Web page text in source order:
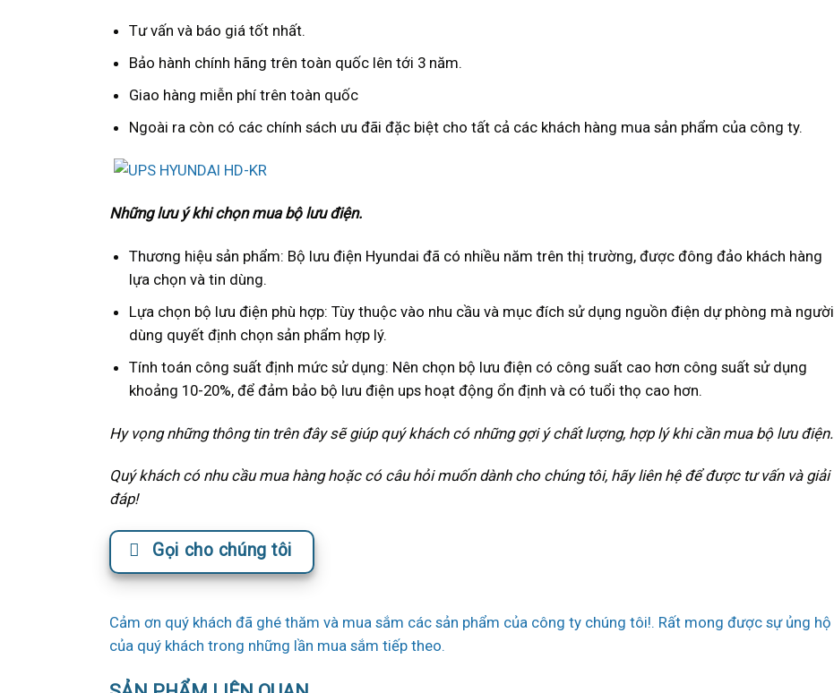
Tư vấn và báo giá tốt nhất.
Bảo hành chính hãng trên toàn quốc lên tới 3 năm.
Giao hàng miễn phí trên toàn quốc
Ngoài ra còn có các chính sách ưu đãi đặc biệt cho tất cả các khách hàng mua sản phẩm của công ty.
Những lưu ý khi chọn mua bộ lưu điện.
Thương hiệu sản phẩm: Bộ lưu điện Hyundai đã có nhiều năm trên thị trường, được đông đảo khách hàng
lựa chọn và tin dùng.
Lựa chọn bộ lưu điện phù hợp: Tùy thuộc vào nhu cầu và mục đích sử dụng nguồn điện dự phòng mà người
dùng quyết định chọn sản phẩm hợp lý.
Tính toán công suất định mức sử dụng: Nên chọn bộ lưu điện có công suất cao hơn công suất sử dụng
khoảng 10-20%, để đảm bảo bộ lưu điện ups hoạt động ổn định và có tuổi thọ cao hơn.
Hy vọng những thông tin trên đây sẽ giúp quý khách có những gợi ý chất lượng, hợp lý khi cần mua bộ lưu điện.
Quý khách có nhu cầu mua hàng hoặc có câu hỏi muốn dành cho chúng tôi, hãy liên hệ để được tư vấn và giải
đáp!
Gọi cho chúng tôi
Cảm ơn quý khách đã ghé thăm và mua sắm các sản phẩm của công ty chúng tôi!. Rất mong được sự ủng hộ
của quý khách trong những lần mua sắm tiếp theo.